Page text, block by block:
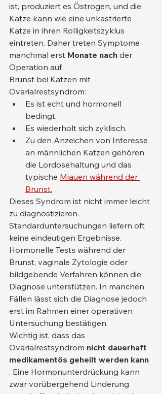
ist, produziert es Östrogen, und die
Katze kann wie eine unkastrierte
Katze in ihren Rolligkeitszyklus
eintreten. Daher treten Symptome
manchmal erst Monate nach der
Operation auf.
Brunst bei Katzen mit
Ovarialrestsyndrom:
Es ist echt und hormonell
bedingt.
Es wiederholt sich zyklisch.
Zu den Anzeichen von Interesse
an männlichen Katzen gehören
die Lordosehaltung und das
typische Miauen während der
Brunst.
Dieses Syndrom ist nicht immer leicht
zu diagnostizieren.
Standarduntersuchungen liefern oft
keine eindeutigen Ergebnisse.
Hormonelle Tests während der
Brunst, vaginale Zytologie oder
bildgebende Verfahren können die
Diagnose unterstützen. In manchen
Fällen lässt sich die Diagnose jedoch
erst im Rahmen einer operativen
Untersuchung bestätigen.
Wichtig ist, dass das
Ovarialrestsyndrom nicht dauerhaft
medikamentös geheilt werden kann
. Eine Hormonunterdrückung kann
zwar vorübergehend Linderung